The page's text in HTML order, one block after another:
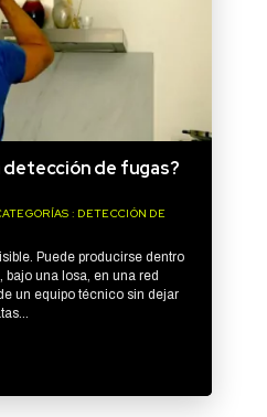
detección de fugas?
: DETECCIÓN DE
Puede producirse dentro
bajo una losa, en una red
un equipo técnico sin dejar